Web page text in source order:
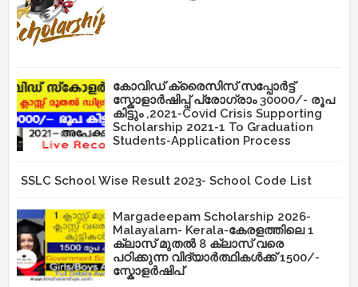
കോവിഡ് ക്രൈസിസ് സപ്പോർട്ട്
സ്കോളാർഷിപ്പ് പ്രോഗ്രാം 30000/- രൂപ
കിട്ടും ,2021-Covid Crisis Supporting
Scholarship 2021-1 To Graduation
Students-Application Process
SSLC School Wise Result 2023- School Code List
Margadeepam Scholarship 2026-
Malayalam- Kerala-കേരളത്തിലെ 1
ക്ലാസ് മുതൽ 8 ക്ലാസ് വരെ
പഠിക്കുന്ന വിദ്യാർത്ഥികൾക്ക് 1500/-
സ്കോളർഷിപ്